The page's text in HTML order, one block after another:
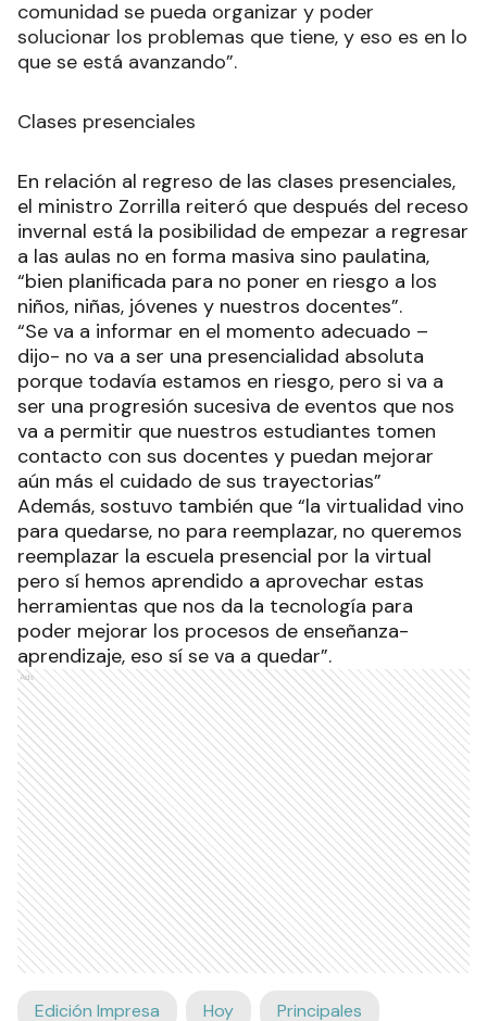
comunidad se pueda organizar y poder
solucionar los problemas que tiene, y eso es en lo
que se está avanzando”.
Clases presenciales
En relación al regreso de las clases presenciales,
el ministro Zorrilla reiteró que después del receso
invernal está la posibilidad de empezar a regresar
a las aulas no en forma masiva sino paulatina,
“bien planificada para no poner en riesgo a los
niños, niñas, jóvenes y nuestros docentes”.
“Se va a informar en el momento adecuado –
dijo- no va a ser una presencialidad absoluta
porque todavía estamos en riesgo, pero si va a
ser una progresión sucesiva de eventos que nos
va a permitir que nuestros estudiantes tomen
contacto con sus docentes y puedan mejorar
aún más el cuidado de sus trayectorias”
Además, sostuvo también que “la virtualidad vino
para quedarse, no para reemplazar, no queremos
reemplazar la escuela presencial por la virtual
pero sí hemos aprendido a aprovechar estas
herramientas que nos da la tecnología para
poder mejorar los procesos de enseñanza-
aprendizaje, eso sí se va a quedar”.
Ads
Edición Impresa Hoy Principales